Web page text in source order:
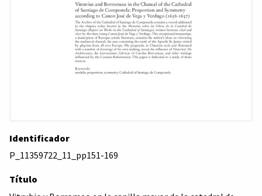
Identificador
P_11359722_11_pp151-169
Título